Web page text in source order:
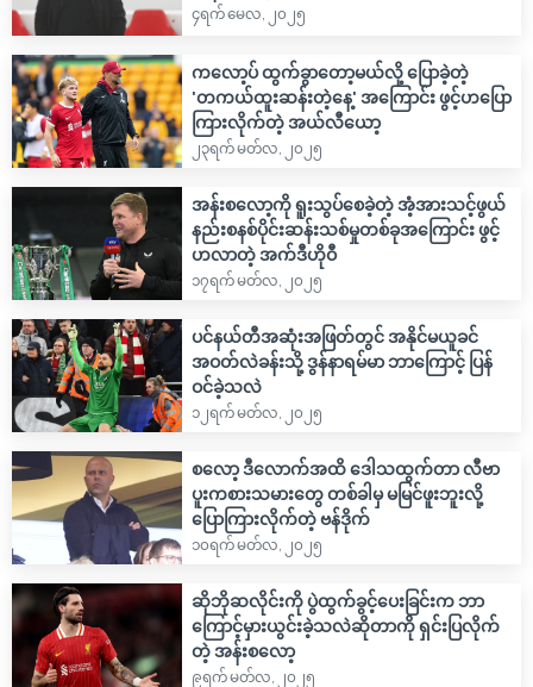
၄ရက် မေလ, ၂၀၂၅
ကလော့ပ် ထွက်ခွာတော့မယ်လို့ ပြောခဲ့တဲ့
'တကယ်ထူးဆန်းတဲ့နေ့' အကြောင်း ဖွင့်ဟပြော
ကြားလိုက်တဲ့ အယ်လီယော့
၂၃ရက် မတ်လ, ၂၀၂၅
အန်းစလော့ကို ရူးသွပ်စေခဲ့တဲ့ အံ့အားသင့်ဖွယ်
နည်းစနစ်ပိုင်းဆန်းသစ်မှုတစ်ခုအကြောင်း ဖွင့်
ဟလာတဲ့ အက်ဒီဟိုဝီ
၁၇ရက် မတ်လ, ၂၀၂၅
ပင်နယ်တီအဆုံးအဖြတ်တွင် အနိုင်မယူခင်
အဝတ်လဲခန်းသို့ ဒွန်နာရမ်မာ ဘာကြောင့် ပြန်
ဝင်ခဲ့သလဲ
၁၂ရက် မတ်လ, ၂၀၂၅
စလော့ ဒီလောက်အထိ ဒေါသထွက်တာ လီဗာ
ပူးကစားသမားတွေ တစ်ခါမှ မမြင်ဖူးဘူးလို့
ပြောကြားလိုက်တဲ့ ဗန်ဒိုက်
၁၀ရက် မတ်လ, ၂၀၂၅
ဆိုဘိုဆလိုင်းကို ပွဲထွက်ခွင့်ပေးခြင်းက ဘာ
ကြောင့်မှားယွင်းခဲ့သလဲဆိုတာကို ရှင်းပြလိုက်
တဲ့ အန်းစလော့
၉ရက် မတ်လ, ၂၀၂၅